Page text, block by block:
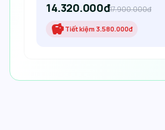
14.320.000đ17.900.000đ
savings Tiết kiệm 3.580.000đ